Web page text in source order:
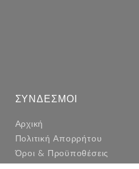
ΣΥΝΔΕΣΜΟΙ
Αρχική
Πολιτική Απορρήτου
Όροι & Προϋποθέσεις